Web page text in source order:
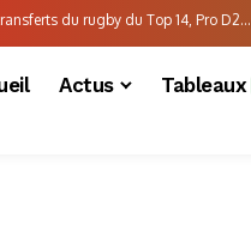
du rugby du Top 14, Pro D2...
Actus Tableaux